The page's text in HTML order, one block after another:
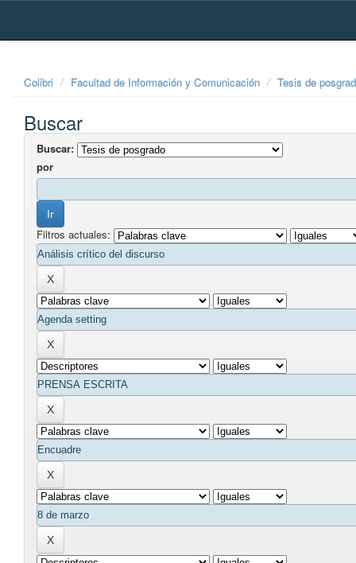
Skip
Colibri Facultad de Información y Comunicación Tesis de
Buscar
Buscar:
por
Filtros actuales: